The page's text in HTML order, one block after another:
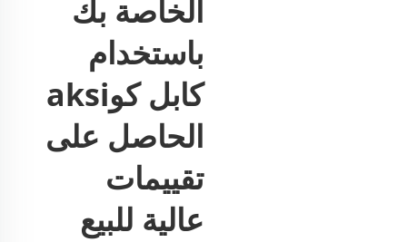
الخاصة بك
باستخدام
كابل كوaksi
الحاصل على
تقييمات
عالية للبيع